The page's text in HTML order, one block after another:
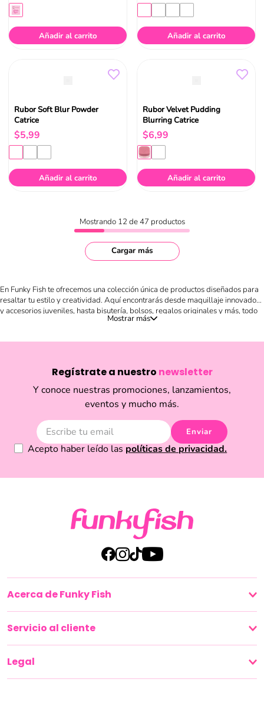
Añadir al carrito Añadir al carrito
Rubor Soft Blur Powder
Catrice
$5,99
Añadir al carrito
Rubor Velvet Pudding
Blurring Catrice
$6,99
Añadir al carrito
Mostrando 12 de 47 productos
Cargar más
En Funky Fish te ofrecemos una colección única de productos diseñados para
resaltar tu estilo y creatividad. Aquí encontrarás desde maquillaje innovador
y accesorios juveniles, hasta bisutería, bolsos, regalos originales y más, todo
en un solo lugar. Nuestro catálogo está pensado para quienes buscan
tendencias internacionales. Compra en línea de forma fácil y segura, descubre
un accesorio único o darle un toque diferente a tu outfit diario, en Funky Fish
encontrarás la inspiración que necesitas. Explora nuestra selección y disfruta
de productos que marcan la diferencia en el mundo de la moda y la belleza
Aplican términos y condiciones.
Regístrate a nuestro newsletter
Y conoce nuestras promociones, lanzamientos,
eventos y mucho más.
Enviar
Acepto haber leído las políticas de privacidad.
Acerca de Funky Fish
Servicio al cliente
Legal